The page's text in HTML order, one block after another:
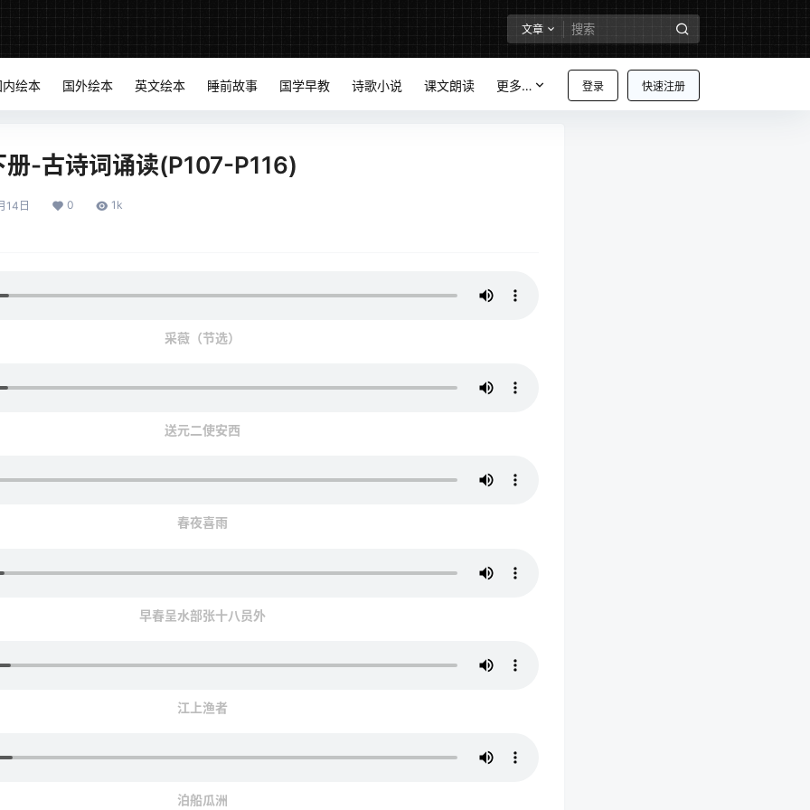
文章
登录 快速注册
内绘本 国外绘本 英文绘本 睡前故事 国学早教 诗歌小说 课文朗读 更多…
册-古诗词诵读(P107-P116)
14日 0 1k
采薇（节选）
送元二使安西
春夜喜雨
早春呈水部张十八员外
江上渔者
泊船瓜洲